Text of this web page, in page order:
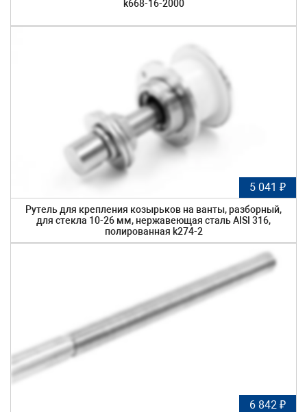
k668-16-2000
5 041 ₽
Рутель для крепления козырьков на ванты, разборный,
для стекла 10-26 мм, нержавеющая сталь AISI 316,
полированная k274-2
6 842 ₽